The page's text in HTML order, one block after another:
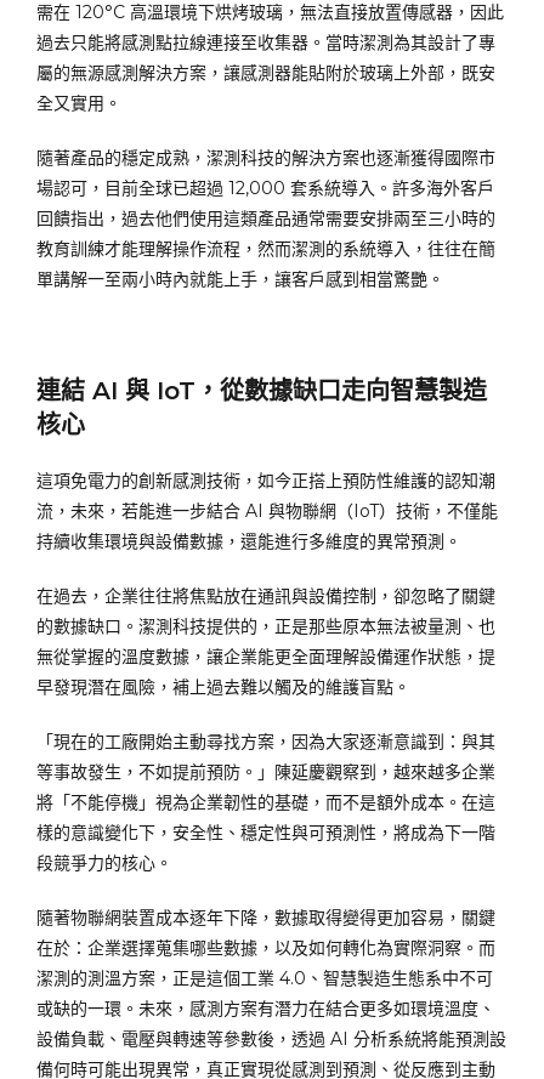
需在 120°C 高溫環境下烘烤玻璃，無法直接放置傳感器，因此
過去只能將感測點拉線連接至收集器。當時潔測為其設計了專
屬的無源感測解決方案，讓感測器能貼附於玻璃上外部，既安
全又實用。
隨著產品的穩定成熟，潔測科技的解決方案也逐漸獲得國際市
場認可，目前全球已超過 12,000 套系統導入。許多海外客戶
回饋指出，過去他們使用這類產品通常需要安排兩至三小時的
教育訓練才能理解操作流程，然而潔測的系統導入，往往在簡
單講解一至兩小時內就能上手，讓客戶感到相當驚艷。
連結 AI 與 IoT，從數據缺口走向智慧製造
核心
這項免電力的創新感測技術，如今正搭上預防性維護的認知潮
流，未來，若能進一步結合 AI 與物聯網（IoT）技術，不僅能
持續收集環境與設備數據，還能進行多維度的異常預測。
在過去，企業往往將焦點放在通訊與設備控制，卻忽略了關鍵
的數據缺口。潔測科技提供的，正是那些原本無法被量測、也
無從掌握的溫度數據，讓企業能更全面理解設備運作狀態，提
早發現潛在風險，補上過去難以觸及的維護盲點。
「現在的工廠開始主動尋找方案，因為大家逐漸意識到：與其
等事故發生，不如提前預防。」陳延慶觀察到，越來越多企業
將「不能停機」視為企業韌性的基礎，而不是額外成本。在這
樣的意識變化下，安全性、穩定性與可預測性，將成為下一階
段競爭力的核心。
隨著物聯網裝置成本逐年下降，數據取得變得更加容易，關鍵
在於：企業選擇蒐集哪些數據，以及如何轉化為實際洞察。而
潔測的測溫方案，正是這個工業 4.0、智慧製造生態系中不可
或缺的一環。未來，感測方案有潛力在結合更多如環境溫度、
設備負載、電壓與轉速等參數後，透過 AI 分析系統將能預測設
備何時可能出現異常，真正實現從感測到預測、從反應到主動